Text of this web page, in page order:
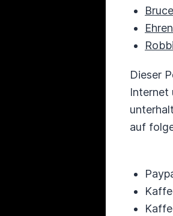
Dieser
Internet
auf